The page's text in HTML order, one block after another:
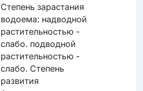
Степень зарастания
водоема: надводной
растительностью -
слабо. подводной
растительностью -
слабо. Степень
развития